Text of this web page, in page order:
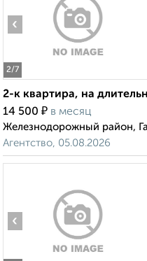
2/7
‹
2-к квартира, на
14 500 ₽ в месяц
Железнодорожный район,
Агентство, 05.08.2026
‹